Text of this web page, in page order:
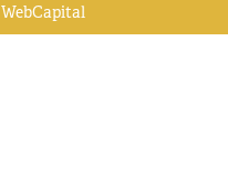
WebCapital